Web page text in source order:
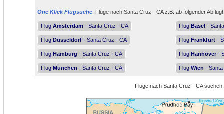
One Klick Flugsuche: Flüge nach Santa Cruz - CA z.B. ab folgender
Flug Amsterdam - Santa Cruz - CA Flug Basel -
Flug Düsseldorf - Santa Cruz - CA Flug Frankfurt -
Flug Hamburg - Santa Cruz - CA Flug Hannover -
Flug München - Santa Cruz - CA Flug Wien -